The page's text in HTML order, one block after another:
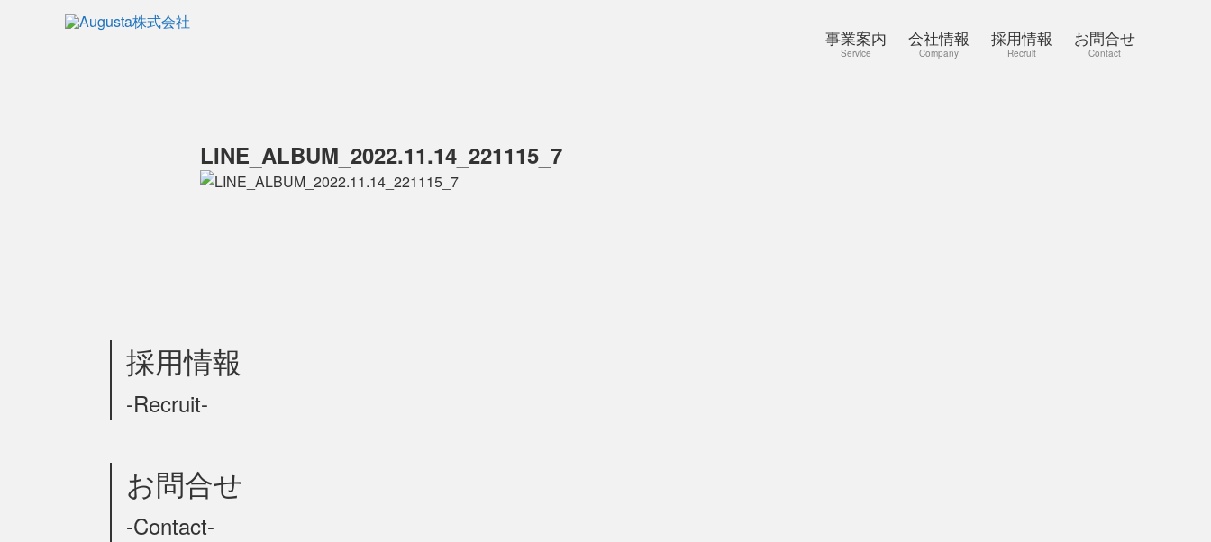
事業案内
Service
会社情報
Company
採用情報
Recruit
お問合せ
Contact
LINE_ALBUM_2022.11.14_221115_7
採用情報
-Recruit-
お問合せ
-Contact-